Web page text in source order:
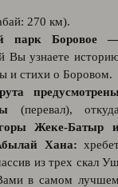
270 км).
парк Боровое
Вы узнаете
и стихи о Боровом.
(перевал),
Жеке-Батыр
Хана:
из трех скал
в самом